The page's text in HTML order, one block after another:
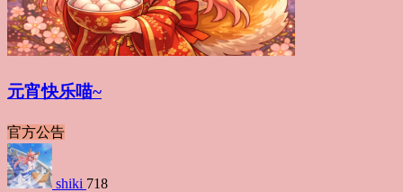
元宵快乐喵~
官方公告
shiki 718